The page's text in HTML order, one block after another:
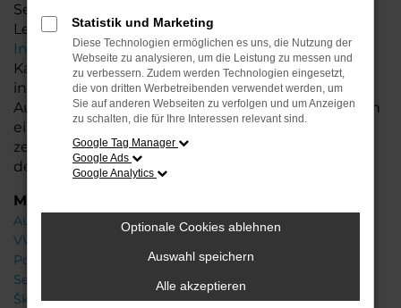
Services wie flexible Finanzierungs- und
Leasingoptionen sowie die Möglichkeit zur
InzahlungnahmeIhres Altfahrzeugs. So wird der
Kauf Ihres Gebrauchtwagens noch einfacher und
individueller. Profitieren Sie von unserer großen
Auswahl an Gebrauchtwagen und lassen Sie sich in
einer ausführlichen Beratung Ihr Wunschfahrzeug
zeigen. Wir freuen uns darauf, Ihnen bei der Wahl
des perfekten Audi A3 zu helfen!
Marken
Audi
VW
Porsche
Seat
Škoda
Statistik und Marketing
Diese Technologien ermöglichen es uns, die Nutzung der
Webseite zu analysieren, um die Leistung zu messen und
zu verbessern. Zudem werden Technologien eingesetzt,
die von dritten Werbetreibenden verwendet werden, um
Sie auf anderen Webseiten zu verfolgen und um Anzeigen
zu schalten, die für Ihre Interessen relevant sind.
Google Tag Manager
Google Ads
Google Analytics
Optionale Cookies ablehnen
Auswahl speichern
Alle akzeptieren